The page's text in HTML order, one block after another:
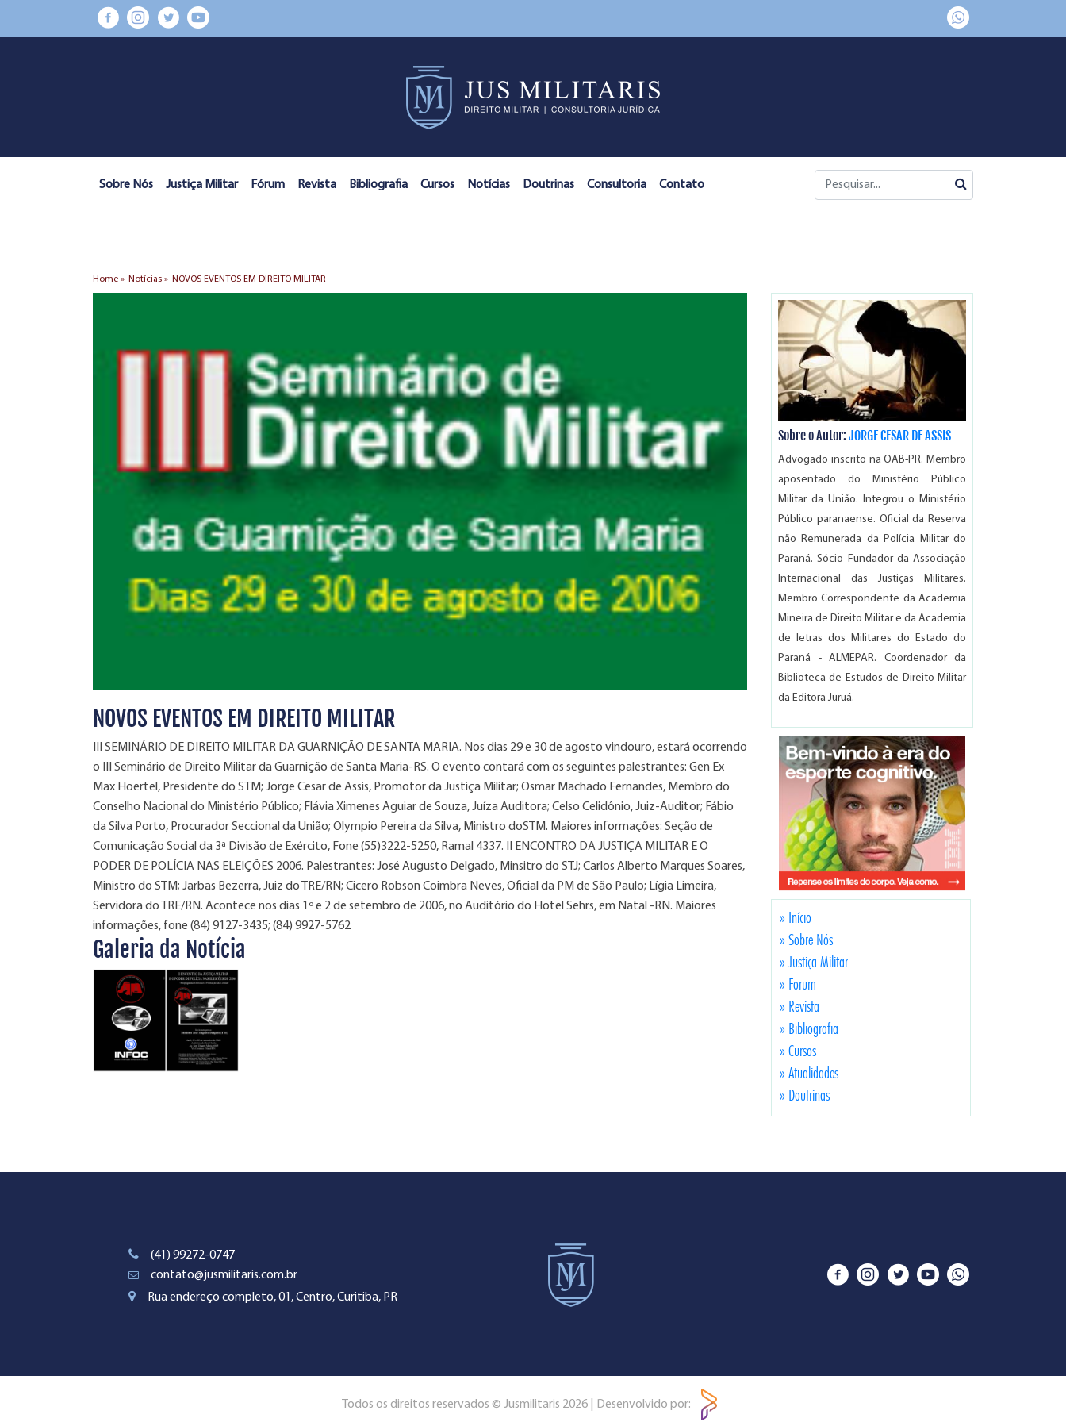
Sobre Nós Justiça Militar Fórum Revista Bibliografia Cursos Notícias Doutrinas Consultoria Contato
Home » Notícias » NOVOS EVENTOS EM DIREITO MILITAR
NOVOS EVENTOS EM DIREITO MILITAR
III SEMINÁRIO DE DIREITO MILITAR DA GUARNIÇÃO DE SANTA MARIA. Nos dias 29 e 30 de agosto vindouro, estará ocorrendo
o III Seminário de Direito Militar da Guarnição de Santa Maria-RS. O evento contará com os seguintes palestrantes: Gen Ex
Max Hoertel, Presidente do STM; Jorge Cesar de Assis, Promotor da Justiça Militar; Osmar Machado Fernandes, Membro do
Conselho Nacional do Ministério Público; Flávia Ximenes Aguiar de Souza, Juíza Auditora; Celso Celidônio, Juiz-Auditor; Fábio
da Silva Porto, Procurador Seccional da União; Olympio Pereira da Silva, Ministro doSTM. Maiores informações: Seção de
Comunicação Social da 3ª Divisão de Exército, Fone (55)3222-5250, Ramal 4337. II ENCONTRO DA JUSTIÇA MILITAR E O
PODER DE POLÍCIA NAS ELEIÇÕES 2006. Palestrantes: José Augusto Delgado, Minsitro do STJ; Carlos Alberto Marques Soares,
Ministro do STM; Jarbas Bezerra, Juiz do TRE/RN; Cicero Robson Coimbra Neves, Oficial da PM de São Paulo; Lígia Limeira,
Servidora do TRE/RN. Acontece nos dias 1º e 2 de setembro de 2006, no Auditório do Hotel Sehrs, em Natal -RN. Maiores
informações, fone (84) 9127-3435; (84) 9927-5762
Galeria da Notícia
Sobre o Autor:JORGE CESAR DE ASSIS
Advogado inscrito na OAB-PR. Membro
aposentado do Ministério Público
Militar da União. Integrou o Ministério
Público paranaense. Oficial da Reserva
não Remunerada da Polícia Militar do
Paraná. Sócio Fundador da Associação
Internacional das Justiças Militares.
Membro Correspondente da Academia
Mineira de Direito Militar e da Academia
de letras dos Militares do Estado do
Paraná - ALMEPAR. Coordenador da
Biblioteca de Estudos de Direito Militar
da Editora Juruá.
» Início
» Sobre Nós
» Justiça Militar
» Forum
» Revista
» Bibliografia
» Cursos
» Atualidades
» Doutrinas
(41) 99272-0747
contato@jusmilitaris.com.br
Rua endereço completo, 01, Centro, Curitiba, PR
Todos os direitos reservados © Jusmilitaris 2026 | Desenvolvido por: